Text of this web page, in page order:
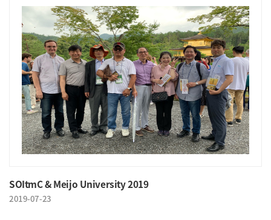
SOItmC & Meijo University 2019
2019-07-23